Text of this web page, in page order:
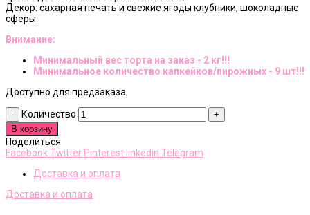
Декор: сахарная печать и свежие ягоды клубники, шоколадные
сферы.
Внимание:
Минимальный вес торта на заказ - 2 кг!!!
Минимальное количество капкейков/пирожных - 9 шт!!!
Доступно для предзаказа
Количество
В корзину
Поделиться
Facebook Twitter Pinterest linkedin Telegram
Доставка и оплата
Доставка и оплата